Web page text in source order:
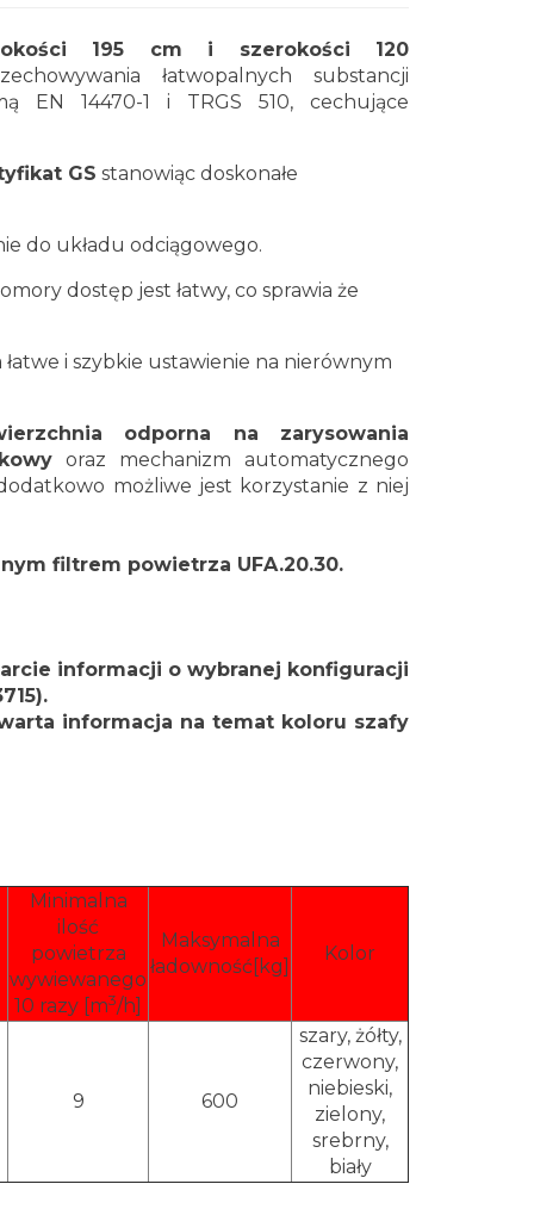
195 cm i szerokości 120
łatwopalnych substancji
EN 14470-1 i TRGS 510, cechujące
GS stanowiąc doskonałe
do układu odciągowego.
dostęp jest łatwy, co sprawia że
łatwe i szybkie ustawienie na nierównym
odporna na zarysowania
oraz
mechanizm automatycznego
możliwe jest korzystanie z niej
filtrem powietrza UFA.20.30.
informacji o wybranej konfiguracji
informacja na temat koloru szafy
Minimalna
ilość
powietrza
wywiewanego
10 razy [m3/h]
Maksymalna
ładowność[kg]
Kolor
9 600
szary, żółty,
czerwony,
niebieski,
zielony,
srebrny,
biały